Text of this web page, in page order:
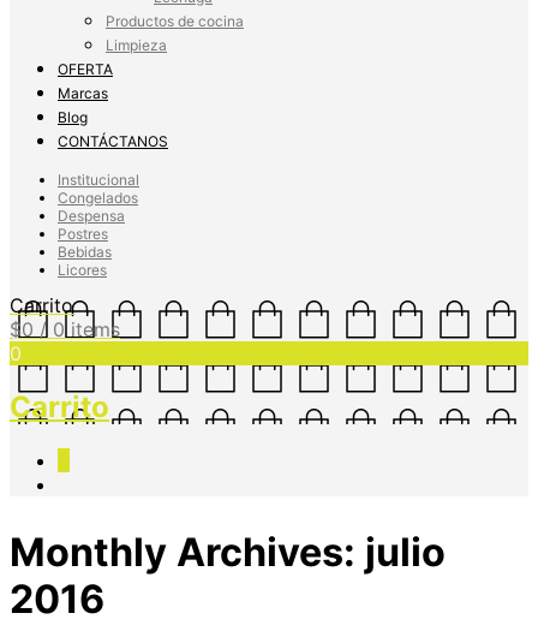
Productos de cocina
Limpieza
OFERTA
Marcas
Blog
CONTÁCTANOS
Institucional
Congelados
Despensa
Postres
Bebidas
Licores
Carrito
$0 / 0 items
0
Carrito
Monthly Archives: julio
2016